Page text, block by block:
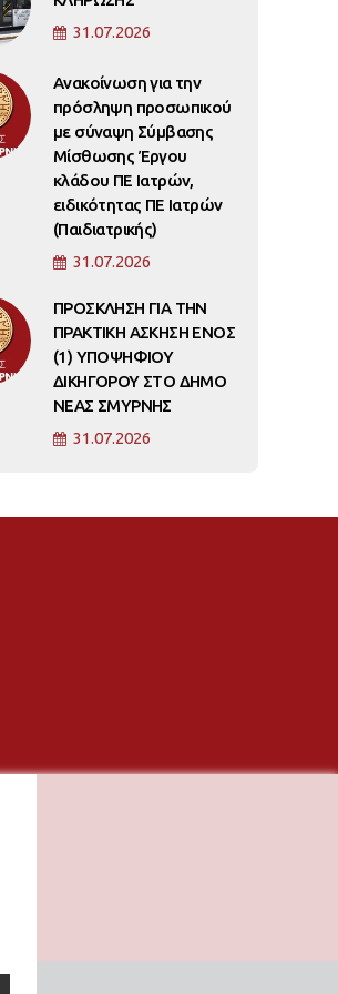
31.07.2026
Ανακοίνωση για την
πρόσληψη προσωπικού
με σύναψη Σύμβασης
Μίσθωσης Έργου
κλάδου ΠΕ Ιατρών,
ειδικότητας ΠΕ Ιατρών
(Παιδιατρικής)
31.07.2026
ΠΡΟΣΚΛΗΣΗ ΓΙΑ ΤΗΝ
ΠΡΑΚΤΙΚΗ ΑΣΚΗΣΗ ΕΝΟΣ
(1) ΥΠΟΨΗΦΙΟΥ
ΔΙΚΗΓΟΡΟΥ ΣΤΟ ΔΗΜΟ
ΝΕΑΣ ΣΜΥΡΝΗΣ
31.07.2026